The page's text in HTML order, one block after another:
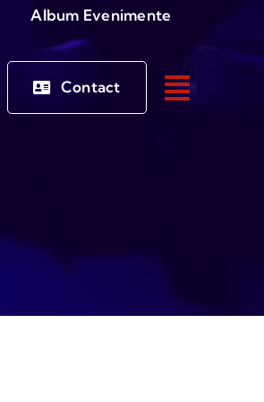
Album Evenimente
Contact